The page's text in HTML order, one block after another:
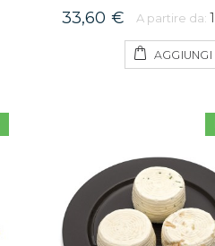
33,60 € A partire da:
AGGIUNGI